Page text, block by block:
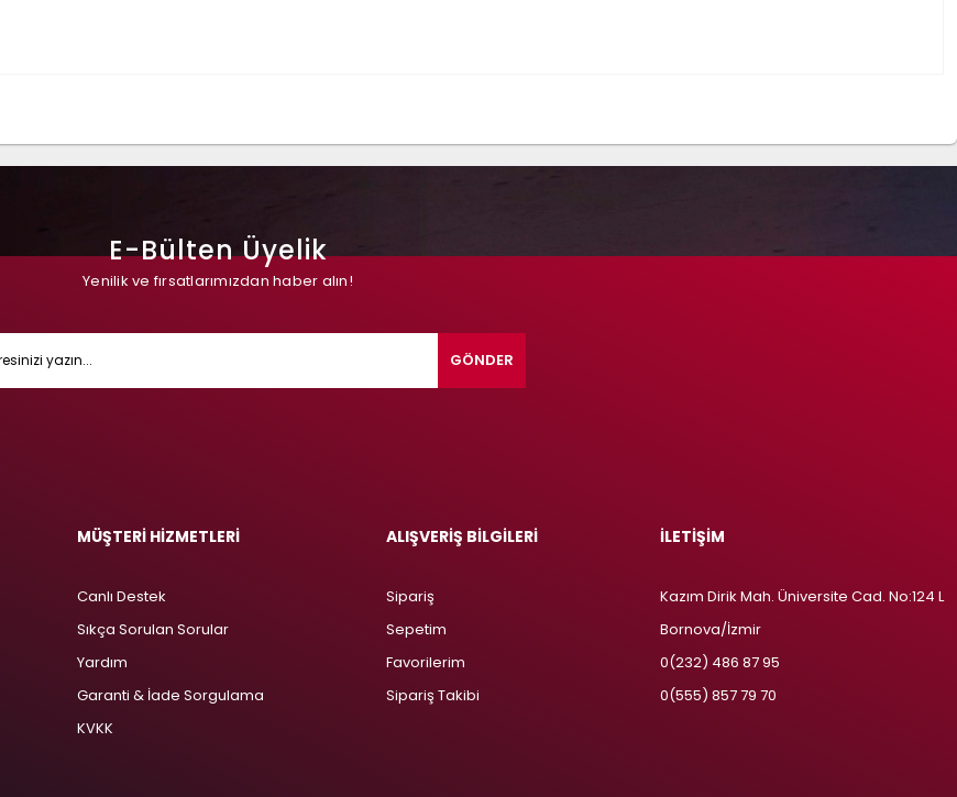
E-Bülten Üyelik
Yenilik ve fırsatlarımızdan haber alın!
GÖNDER
MÜŞTERİ HİZMETLERİ
Canlı Destek
Sıkça Sorulan Sorular
Yardım
Garanti & İade Sorgulama
KVKK
ALIŞVERİŞ BİLGİLERİ
Sipariş
Sepetim
Favorilerim
Sipariş Takibi
İLETİŞİM
Kazım Dirik Mah. Üniversite Cad. No:124 L
Bornova/İzmir
0(232) 486 87 95
0(555) 857 79 70